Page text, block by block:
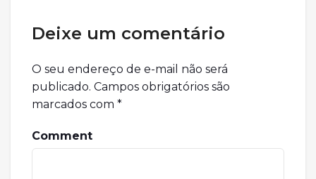
Deixe um comentário
O seu endereço de e-mail não será
publicado. Campos obrigatórios são
marcados com *
Comment